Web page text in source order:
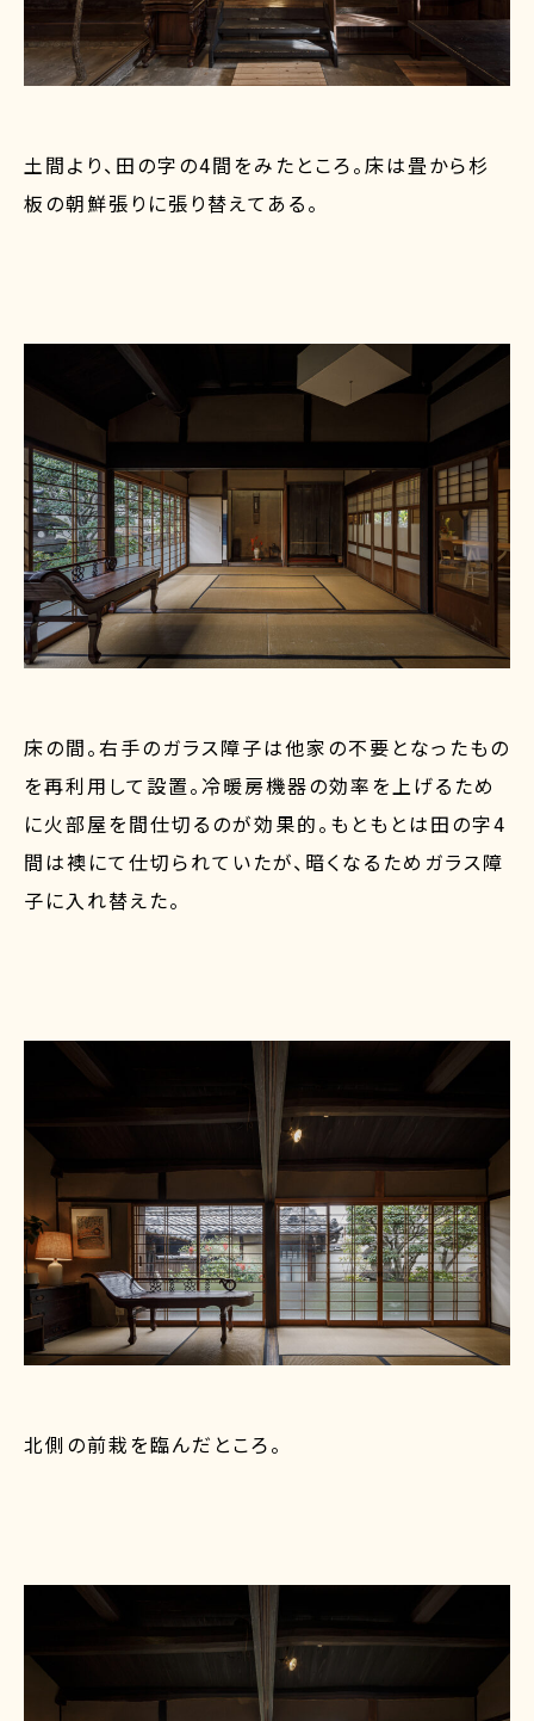
土間より、田の字の4間をみたところ。床は畳から杉
板の朝鮮張りに張り替えてある。
床の間。右手のガラス障子は他家の不要となったもの
を再利用して設置。冷暖房機器の効率を上げるため
に火部屋を間仕切るのが効果的。もともとは田の字4
間は襖にて仕切られていたが、暗くなるためガラス障
子に入れ替えた。
北側の前栽を臨んだところ。